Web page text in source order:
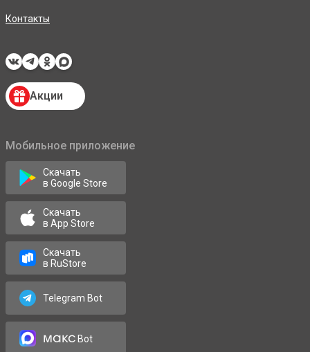
Контакты
Акции
Мобильное приложение
Скачать
в Google Store
Скачать
в App Store
Скачать
в RuStore
Telegram Bot
максBot